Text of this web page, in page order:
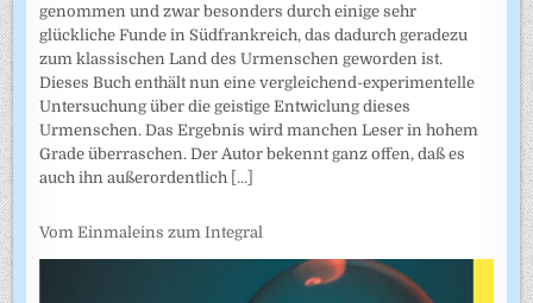
genommen und zwar besonders durch einige sehr
glückliche Funde in Südfrankreich, das dadurch geradezu
zum klassischen Land des Urmenschen geworden ist.
Dieses Buch enthält nun eine vergleichend-experimentelle
Untersuchung über die geistige Entwiclung dieses
Urmenschen. Das Ergebnis wird manchen Leser in hohem
Grade überraschen. Der Autor bekennt ganz offen, daß es
auch ihn außerordentlich [...]
Vom Einmaleins zum Integral